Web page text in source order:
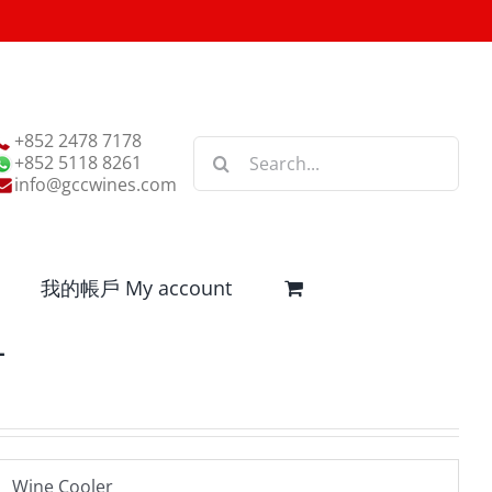
+852 2478 7178
+852 5118 8261
info@gccwines.com
Search
我的帳戶 My account
Wine Cooler